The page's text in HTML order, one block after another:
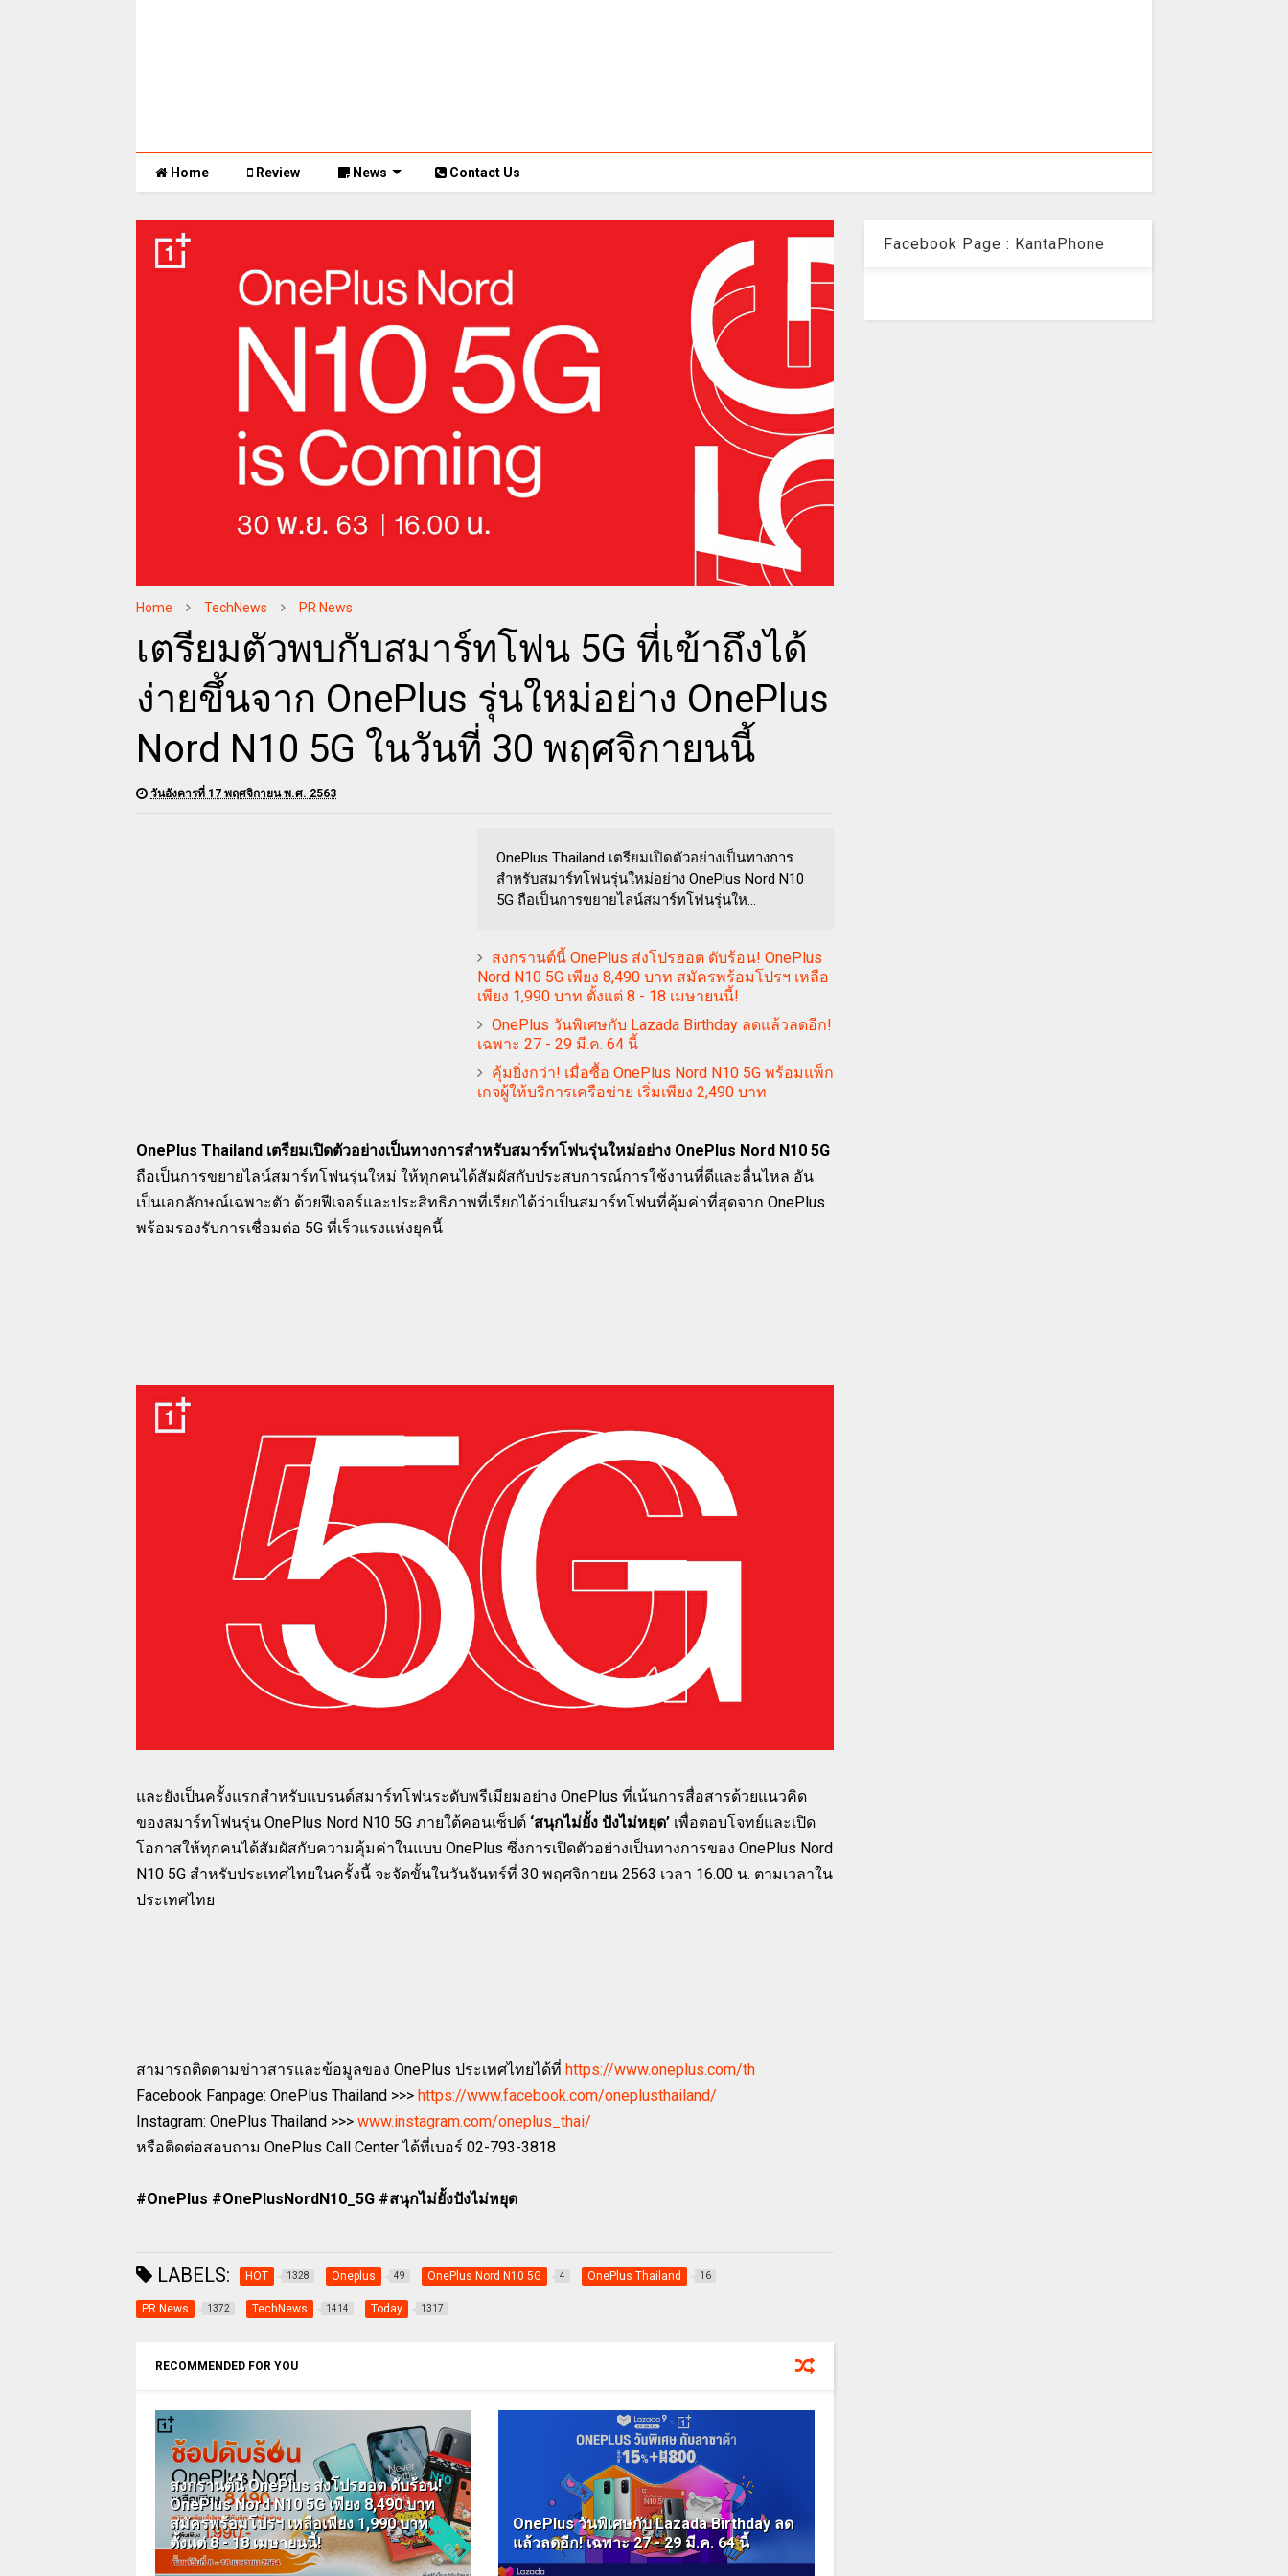
Home Review News Contact Us
Home TechNews PR News
เตรียมตัวพบกับสมาร์ทโฟน 5G ที่เข้าถึงได้
ง่ายขึ้นจาก OnePlus รุ่นใหม่อย่าง OnePlus
Nord N10 5G ในวันที่ 30 พฤศจิกายนนี้
วันอังคารที่ 17 พฤศจิกายน พ.ศ. 2563
OnePlus Thailand เตรียมเปิดตัวอย่างเป็นทางการ
สำหรับสมาร์ทโฟนรุ่นใหม่อย่าง OnePlus Nord N10
5G ถือเป็นการขยายไลน์สมาร์ทโฟนรุ่นให...
สงกรานต์นี้ OnePlus ส่งโปรฮอต ดับร้อน! OnePlus
Nord N10 5G เพียง 8,490 บาท สมัครพร้อมโปรฯ เหลือ
เพียง 1,990 บาท ตั้งแต่ 8 - 18 เมษายนนี้!
OnePlus วันพิเศษกับ Lazada Birthday ลดแล้วลดอีก!
เฉพาะ 27 - 29 มี.ค. 64 นี้
คุ้มยิ่งกว่า! เมื่อซื้อ OnePlus Nord N10 5G พร้อมแพ็ก
เกจผู้ให้บริการเครือข่าย เริ่มเพียง 2,490 บาท
OnePlus Thailand เตรียมเปิดตัวอย่างเป็นทางการสำหรับสมาร์ทโฟนรุ่นใหม่อย่าง OnePlus Nord N10 5G
ถือเป็นการขยายไลน์สมาร์ทโฟนรุ่นใหม่ ให้ทุกคนได้สัมผัสกับประสบการณ์การใช้งานที่ดีและลื่นไหล อัน
เป็นเอกลักษณ์เฉพาะตัว ด้วยฟีเจอร์และประสิทธิภาพที่เรียกได้ว่าเป็นสมาร์ทโฟนที่คุ้มค่าที่สุดจาก OnePlus
พร้อมรองรับการเชื่อมต่อ 5G ที่เร็วแรงแห่งยุคนี้
และยังเป็นครั้งแรกสำหรับแบรนด์สมาร์ทโฟนระดับพรีเมียมอย่าง OnePlus ที่เน้นการสื่อสารด้วยแนวคิด
ของสมาร์ทโฟนรุ่น OnePlus Nord N10 5G ภายใต้คอนเซ็ปต์ ‘สนุกไม่ยั้ง ปังไม่หยุด’ เพื่อตอบโจทย์และเปิด
โอกาสให้ทุกคนได้สัมผัสกับความคุ้มค่าในแบบ OnePlus ซึ่งการเปิดตัวอย่างเป็นทางการของ OnePlus Nord
N10 5G สำหรับประเทศไทยในครั้งนี้ จะจัดขั้นในวันจันทร์ที่ 30 พฤศจิกายน 2563 เวลา 16.00 น. ตามเวลาใน
ประเทศไทย
สามารถติดตามข่าวสารและข้อมูลของ OnePlus ประเทศไทยได้ที่ https://www.oneplus.com/th
Facebook Fanpage: OnePlus Thailand >>> https://www.facebook.com/oneplusthailand/
Instagram: OnePlus Thailand >>> www.instagram.com/oneplus_thai/
หรือติดต่อสอบถาม OnePlus Call Center ได้ที่เบอร์ 02-793-3818
#OnePlus #OnePlusNordN10_5G #สนุกไม่ยั้งปังไม่หยุด
LABELS: HOT 1328 Oneplus 49 OnePlus Nord N10 5G 4 OnePlus Thailand 16
PR News 1372 TechNews 1414 Today 1317
RECOMMENDED FOR YOU
สงกรานต์นี้ OnePlus ส่งโปรฮอต ดับร้อน!
OnePlus Nord N10 5G เพียง 8,490 บาท
สมัครพร้อมโปรฯ เหลือเพียง 1,990 บาท
ตั้งแต่ 8 - 18 เมษายนนี้!
OnePlus วันพิเศษกับ Lazada Birthday ลด
แล้วลดอีก! เฉพาะ 27 - 29 มี.ค. 64 นี้
Facebook Page : KantaPhone